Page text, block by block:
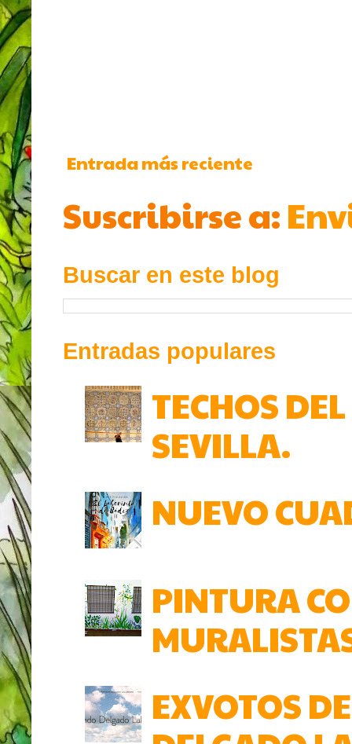
Entrada más reciente
Suscribirse a:
Buscar en este blog
Entradas populares
TECHOS
SEVILLA.
NUEVO
PINTURA
EXVOTOS